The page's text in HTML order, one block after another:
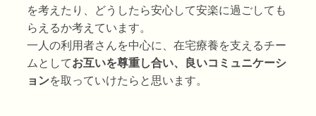
を考えたり、どうしたら安心して安楽に過ごしても
らえるか考えています。
一人の利用者さんを中心に、在宅療養を支えるチー
ムとしてお互いを尊重し合い、良いコミュニケーシ
ョンを取っていけたらと思います。